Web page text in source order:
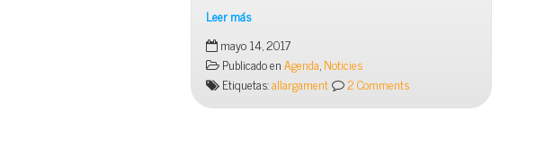
Leer más
Allargament
de
jornada
Juny
2017
mayo 14, 2017
Publicado enAgenda,Noticies
Etiquetas:allargament 2 Comments